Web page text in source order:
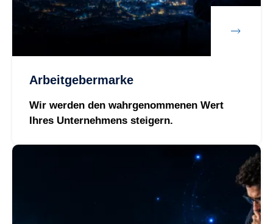
Arbeitgebermarke
Wir werden den wahrgenommenen Wert
Ihres Unternehmens steigern.